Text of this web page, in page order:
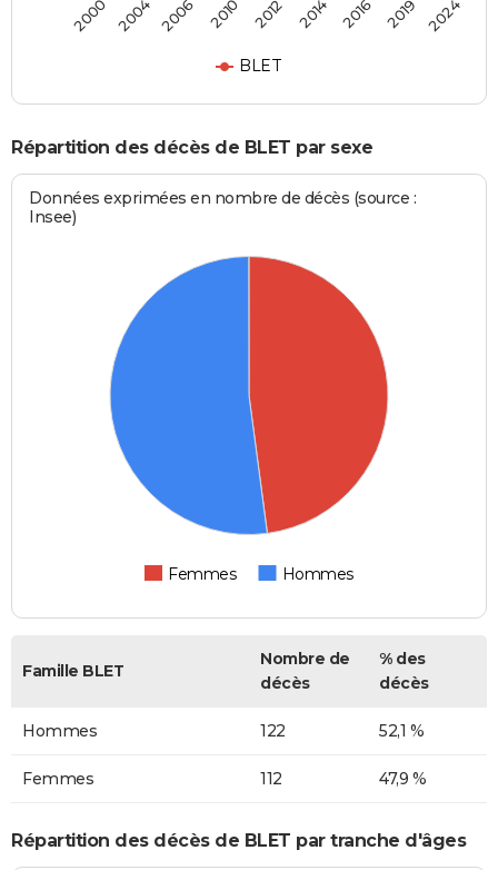
BLET
2000 2004 2006 2010 2012 2014 2016 2019 2024
Répartition des décès de BLET par sexe
Données exprimées en nombre de décès (source :
Insee)
Femmes Hommes
Famille BLET
Nombre de
décès
% des
décès
Hommes 122 52,1 %
Femmes 112 47,9 %
Répartition des décès de BLET par tranche d'âges